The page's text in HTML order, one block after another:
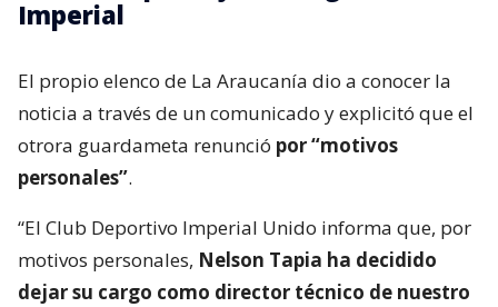
Imperial
El propio elenco de La Araucanía dio a conocer la
noticia a través de un comunicado y explicitó que el
otrora guardameta renunció por “motivos
personales”.
“El Club Deportivo Imperial Unido informa que, por
motivos personales, Nelson Tapia ha decidido
dejar su cargo como director técnico de nuestro